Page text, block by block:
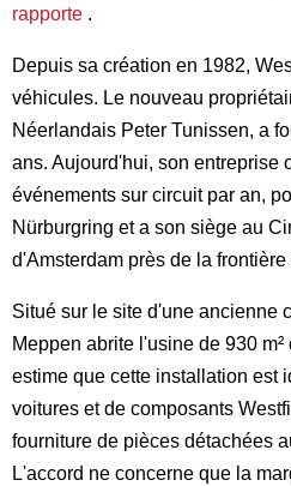
rapporte .
Depuis sa création en 1982,
véhicules. Le nouveau
Néerlandais Peter Tunissen, a
ans. Aujourd'hui, son entreprise
événements sur circuit par an,
Nürburgring et a son siège au
d'Amsterdam près de la
Situé sur le site d'une ancienne
Meppen abrite l'usine de 930
estime que cette installation est
voitures et de composants
fourniture de pièces détachées
L'accord ne concerne que la